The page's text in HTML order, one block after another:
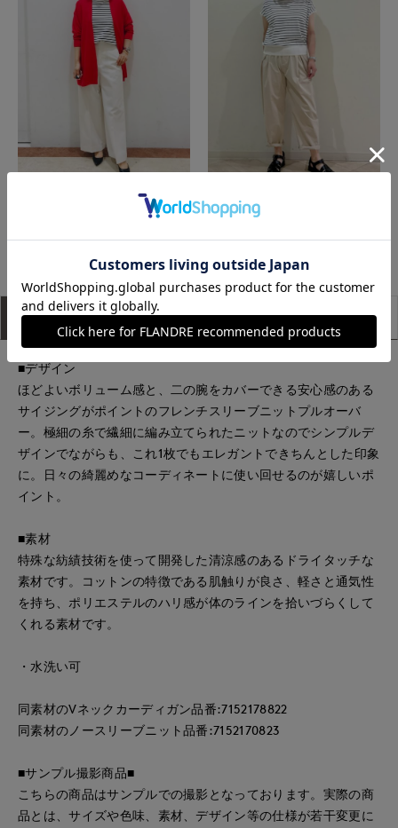
那覇メインプレイスI.T.'S.international
もっと見る
アイテム説明 サイズ詳細 購入レビュー
■デザイン
ほどよいボリューム感と、二の腕をカバーできる安心感のある
サイジングがポイントのフレンチスリーブニットプルオーバ
ー。極細の糸で繊細に編み立てられたニットなのでシンプルデ
ザインでながらも、これ1枚でもエレガントできちんとした印象
に。日々の綺麗めなコーディネートに使い回せるのが嬉しいポ
イント。
■素材
特殊な紡績技術を使って開発した清涼感のあるドライタッチな
素材です。コットンの特徴である肌触りが良さ、軽さと通気性
を持ち、ポリエステルのハリ感が体のラインを拾いづらくして
くれる素材です。
・水洗い可
同素材のVネックカーディガン品番:7152178822
同素材のノースリーブニット品番:7152170823
■サンプル撮影商品■
こちらの商品はサンプルでの撮影となっております。実際の商
品とは、サイズや色味、素材、デザイン等の仕様が若干変更に